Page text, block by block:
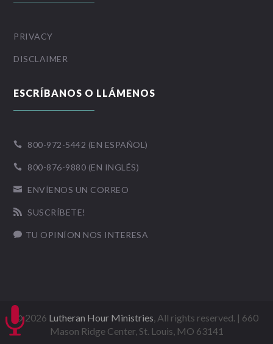
PRIVACY
DISCLAIMER
ESCRÍBANOS O LLÁMENOS
 800-972-5442 (EN ESPAÑOL)
 800-876-9880 (EN INGLÉS)
 ENVÍENOS UN CORREO
 SUSCRÍBETE!
 TU OPINÍON NOS INTERESA
©2026 Lutheran Hour Ministries, All rights reserved. | 660
Mason Ridge Center, St. Louis, MO 63141
